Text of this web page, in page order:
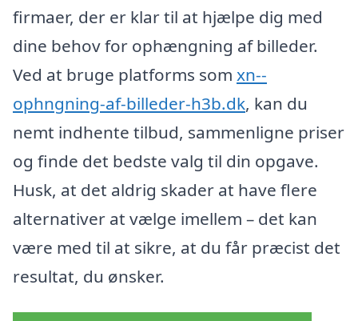
firmaer, der er klar til at hjælpe dig med
dine behov for ophængning af billeder.
Ved at bruge platforms som xn--
ophngning-af-billeder-h3b.dk, kan du
nemt indhente tilbud, sammenligne priser
og finde det bedste valg til din opgave.
Husk, at det aldrig skader at have flere
alternativer at vælge imellem – det kan
være med til at sikre, at du får præcist det
resultat, du ønsker.